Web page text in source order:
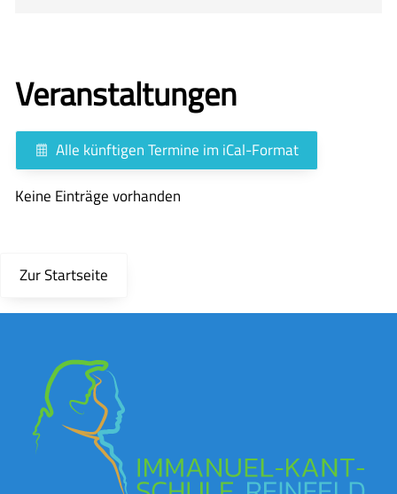
Veranstaltungen
Alle künftigen Termine im iCal-Format
Keine Einträge vorhanden
Zur Startseite